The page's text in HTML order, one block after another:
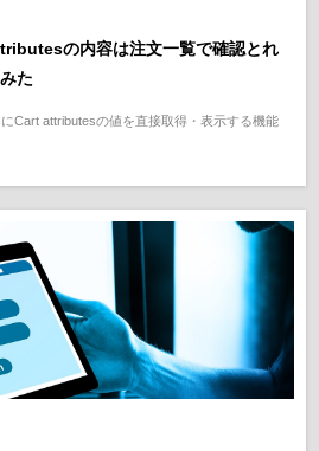
の内容は注文一覧で確認とれ
た
Cart attributesの値を直接取得・表示する機能